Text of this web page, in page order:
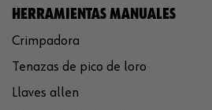
HERRAMIENTAS MANUALES
Crimpadora
Tenazas de pico de loro
Llaves allen